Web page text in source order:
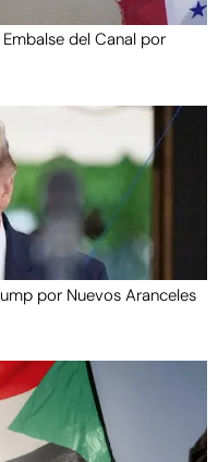
del Canal por
por Nuevos Aranceles